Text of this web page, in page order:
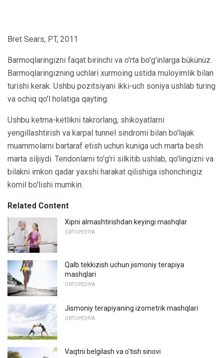
Bret Sears, PT, 2011
Barmoqlaringizni faqat birinchi va o'rta bo'g'inlarga bükünüz.
Barmoqlaringizning uchlari xurmoing ustida muloyimlik bilan
turishi kerak. Ushbu pozitsiyani ikki-uch soniya ushlab turing
va ochiq qo'l holatiga qayting.
Ushbu ketma-ketlikni takrorlang, shikoyatlarni
yengillashtirish va karpal tunnel sindromi bilan bo'lajak
muammolarni bartaraf etish uchun kuniga uch marta besh
marta siljiydi. Tendonlarni to'g'ri silkitib ushlab, qo'lingizni va
bilakni imkon qadar yaxshi harakat qilishiga ishonchingiz
komil bo'lishi mumkin.
Related Content
Xipni almashtirishdan keyingi mashqlar
ORTOPEDIYA
Qalb tekkizish uchun jismoniy terapiya
mashqlari
ORTOPEDIYA
Jismoniy terapiyaning izometrik mashqlari
ORTOPEDIYA
Vaqtni belgilash va o'tish sinovi